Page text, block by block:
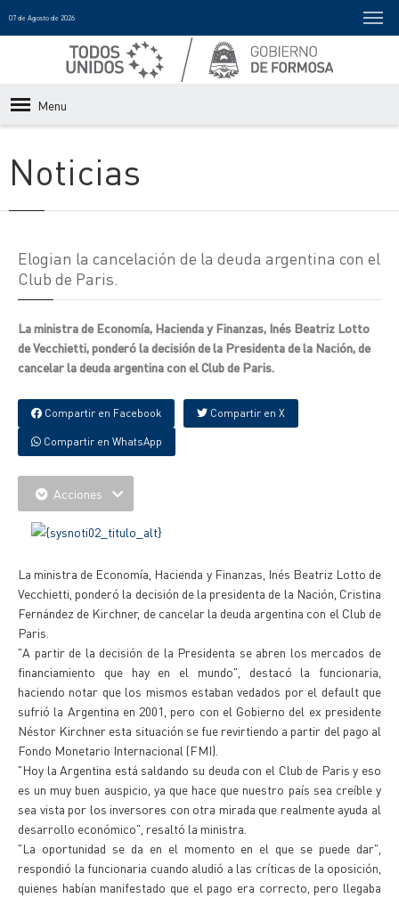
07 de Agosto de 2026
Menu
Noticias
Elogian la cancelación de la deuda argentina con el
Club de Paris.
La ministra de Economía, Hacienda y Finanzas, Inés Beatriz Lotto
de Vecchietti, ponderó la decisión de la Presidenta de la Nación, de
cancelar la deuda argentina con el Club de Paris.
Compartir en Facebook Compartir en X
Compartir en WhatsApp
Acciones
La ministra de Economía, Hacienda y Finanzas, Inés Beatriz Lotto de
Vecchietti, ponderó la decisión de la presidenta de la Nación, Cristina
Fernández de Kirchner, de cancelar la deuda argentina con el Club de
Paris.
"A partir de la decisión de la Presidenta se abren los mercados de
financiamiento que hay en el mundo", destacó la funcionaria,
haciendo notar que los mismos estaban vedados por el default que
sufrió la Argentina en 2001, pero con el Gobierno del ex presidente
Néstor Kirchner esta situación se fue revirtiendo a partir del pago al
Fondo Monetario Internacional (FMI).
"Hoy la Argentina está saldando su deuda con el Club de Paris y eso
es un muy buen auspicio, ya que hace que nuestro país sea creíble y
sea vista por los inversores con otra mirada que realmente ayuda al
desarrollo económico", resaltó la ministra.
"La oportunidad se da en el momento en el que se puede dar",
respondió la funcionaria cuando aludió a las críticas de la oposición,
quienes habían manifestado que el pago era correcto, pero llegaba